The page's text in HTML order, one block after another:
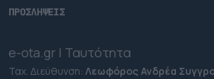
ΠΡΟΣΛΗΨΕΙΣ
e-ota.gr | Ταυτότητα
Ταχ. Διεύθυνση: Λεωφόρος Ανδρέα